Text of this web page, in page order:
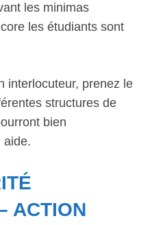
les minimas
les étudiants sont
interlocuteur, prenez le
structures de
bien
aide.
ACTION